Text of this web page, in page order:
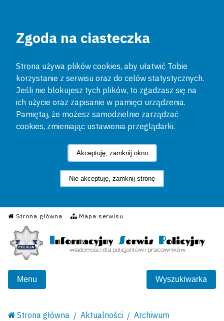
Zgoda na ciasteczka
Strona używa plików cookies, aby ułatwić Tobie
korzystanie z serwisu oraz do celów statystycznych.
Jeśli nie blokujesz tych plików, to zgadzasz się na
ich użycie oraz zapisanie w pamięci urządzenia.
Pamiętaj, że możesz samodzielnie zarządzać
cookies, zmieniając ustawienia przeglądarki.
Akceptuję, zamknij okno
Nie akceptuję, zamknij stronę
Strona główna Mapa serwisu
Informacyjny Serwis
Menu Wyszukiwarka
Strona główna Aktualności Archiwum